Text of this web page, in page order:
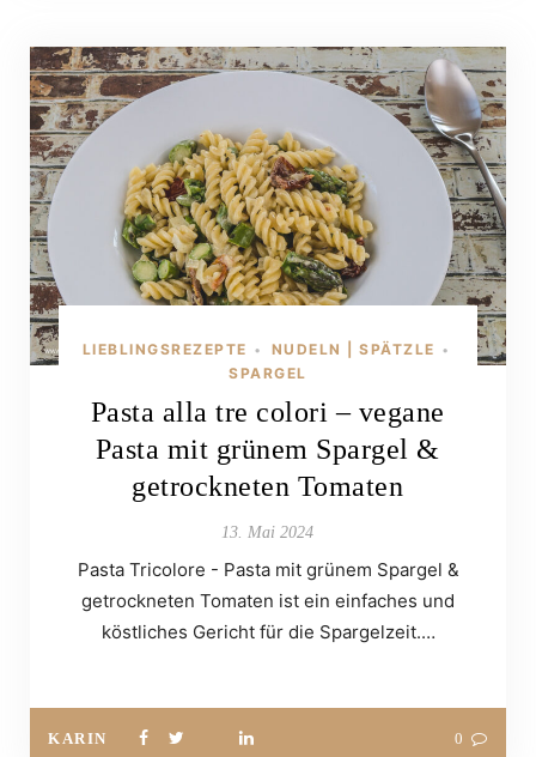
LIEBLINGSREZEPTE • NUDELN | SPÄTZLE •
SPARGEL
Pasta alla tre colori – vegane
Pasta mit grünem Spargel &
getrockneten Tomaten
13. Mai 2024
Pasta Tricolore - Pasta mit grünem Spargel &
getrockneten Tomaten ist ein einfaches und
köstliches Gericht für die Spargelzeit.…
KARIN 0